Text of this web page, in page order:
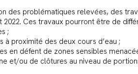
des problématiques relevées, des
Ces travaux pourront être de
;
à proximité des deux cours d’eau ;
en défent de zones sensibles
et/ou de clôtures au niveau de